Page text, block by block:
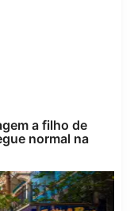
a filho de
normal na